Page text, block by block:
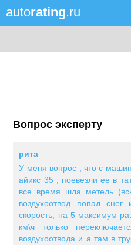
autorating.ru
Вопрос эксперту
рита
У меня вопрос , что с
айикс 35 , поевезли ее в
все время шла метель
воздухоотвод попал
скорость, на 5 максимум
км\ч только
воздухоотвода и а там в